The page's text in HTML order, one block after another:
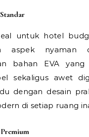
untuk hotel
aspek nyaman
bahan EVA
sekaligus awet
dengan desain
di setiap ruang